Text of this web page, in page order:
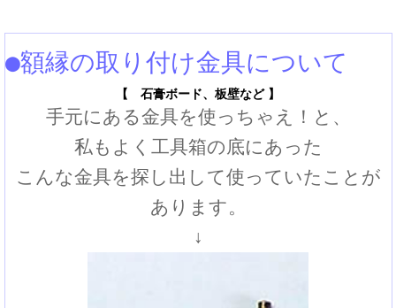
●額縁の取り付け金具について
【 石膏ボード、板壁など 】
手元にある金具を使っちゃえ！と、
私もよく工具箱の底にあった
こんな金具を探し出して使っていたことが
あります。
↓